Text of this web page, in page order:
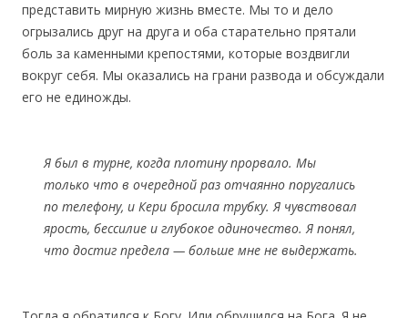
представить мирную жизнь вместе. Мы то и дело
огрызались друг на друга и оба старательно прятали
боль за каменными крепостями, которые воздвигли
вокруг себя. Мы оказались на грани развода и обсуждали
его не единожды.
Я был в турне, когда плотину прорвало. Мы
только что в очередной раз отчаянно поругались
по телефону, и Кери бросила трубку. Я чувствовал
ярость, бессилие и глубокое одиночество. Я понял,
что достиг предела — больше мне не выдержать.